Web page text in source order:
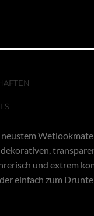
und extrem
einfach zum